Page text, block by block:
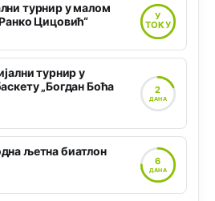
турнир у малом
Цицовић“
У
ТОКУ
турнир у
„Богдан Боћа
2
ДАНА
љетна биатлон
6
ДАНА